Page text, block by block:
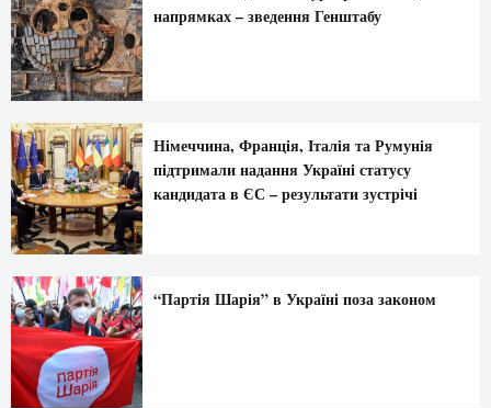
напрямках – зведення Генштабу
Німеччина, Франція, Італія та Румунія
підтримали надання Україні статусу
кандидата в ЄС – результати зустрічі
“Партія Шарія” в Україні поза законом